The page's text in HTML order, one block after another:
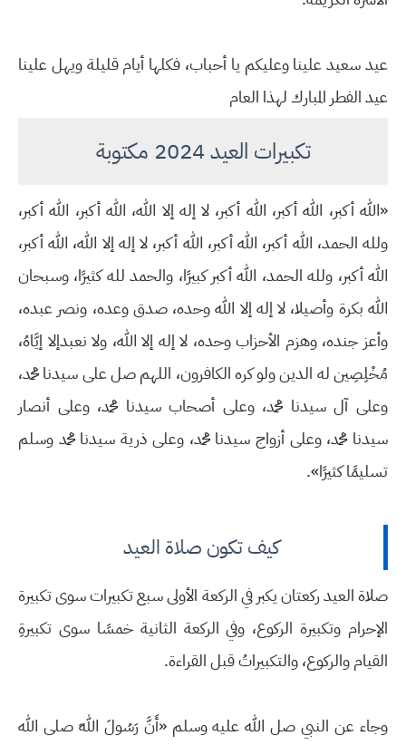
عيد سعيد علينا وعليكم يا أحباب، فكلها أيام قليلة ويهل علينا
عيد الفطر المبارك لهذا العام
تكبيرات العيد 2024 مكتوبة
«الله أكبر، الله أكبر، الله أكبر، لا إله إلا الله، الله أكبر، الله أكبر،
ولله الحمد، الله أكبر، الله أكبر، الله أكبر، لا إله إلا الله، الله أكبر،
الله أكبر، ولله الحمد، الله أكبر كبيرًا، والحمد لله كثيرًا، وسبحان
الله بكرة وأصيلا، لا إله إلا الله وحده، صدق وعده، ونصر عبده،
وأعز جنده، وهزم الأحزاب وحده، لا إله إلا الله، ولا نعبدإلا إيَّاهُ،
مُخْلِصِين له الدين ولو كره الكافرون، اللهم صل على سيدنا محمد،
وعلى آل سيدنا محمد، وعلى أصحاب سيدنا محمد، وعلى أنصار
سيدنا محمد، وعلى أزواج سيدنا محمد، وعلى ذرية سيدنا محمد وسلم
تسليمًا كثيرًا».
كيف تكون صلاة العيد
صلاة العيد ركعتان يكبر في الركعة الأولى سبع تكبيرات سوى تكبيرة
الإحرام وتكبيرة الركوع، وفي الركعة الثانية خمسًا سوى تكبيرةِ
القيام والركوع، والتكبيراتُ قبل القراءة.
وجاء عن النبي صل الله عليه وسلم «أَنَّ رَسُولَ اللهِ صلى الله